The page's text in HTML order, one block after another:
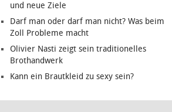
und neue Ziele
Darf man oder darf man nicht? Was beim
Zoll Probleme macht
Olivier Nasti zeigt sein traditionelles
Brothandwerk
Kann ein Brautkleid zu sexy sein?